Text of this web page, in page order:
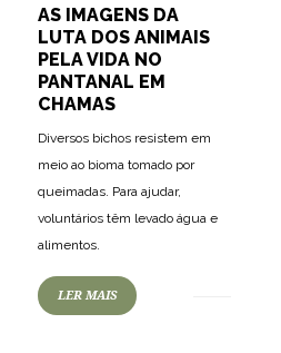
AS IMAGENS DA
LUTA DOS ANIMAIS
PELA VIDA NO
PANTANAL EM
CHAMAS
Diversos bichos resistem em
meio ao bioma tomado por
queimadas. Para ajudar,
voluntários têm levado água e
alimentos.
LER MAIS